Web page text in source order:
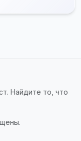
Найдите то, что